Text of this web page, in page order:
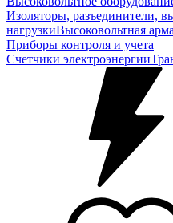
Изоляторы, разъединители,
нагрузкиВысоковольтная
Приборы контроля и учета
Счетчики электроэнергии